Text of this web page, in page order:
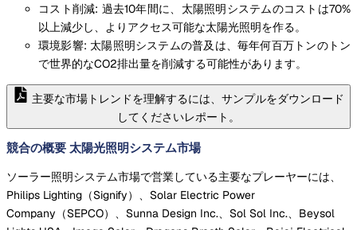
コスト削減: 過去10年間に、太陽照明システムのコストは70%
以上減少し、よりアクセス可能な太陽光照明を作る。
環境影響: 太陽照明システムの普及は、毎年何百万トンのトン
で世界的なCO2排出量を削減する可能性があります。
主要な市場トレンドを理解するには、サンプルをダウンロード
してくださいレポート。
競合の概要 太陽光照明システム市場
ソーラー照明システム市場で営業している主要なプレーヤーには、
Philips Lighting（Signify）、Solar Electric Power
Company（SEPCO）、Sunna Design Inc.、Sol Sol Inc.、Beysol